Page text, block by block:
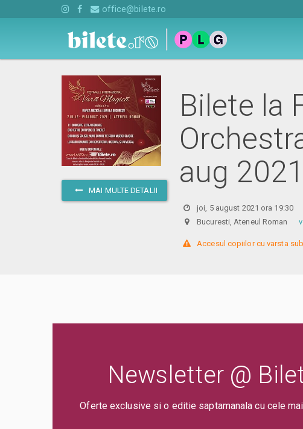
office@bilete.ro
MAI MULTE DETALII
Bilete la
aug 2021
joi, 5 august 2021 ora 19:30
Bucuresti, Ateneul Roman
Accesul copiilor cu varsta
Newsletter @
Oferte exclusive si o editie saptamanala cu cele